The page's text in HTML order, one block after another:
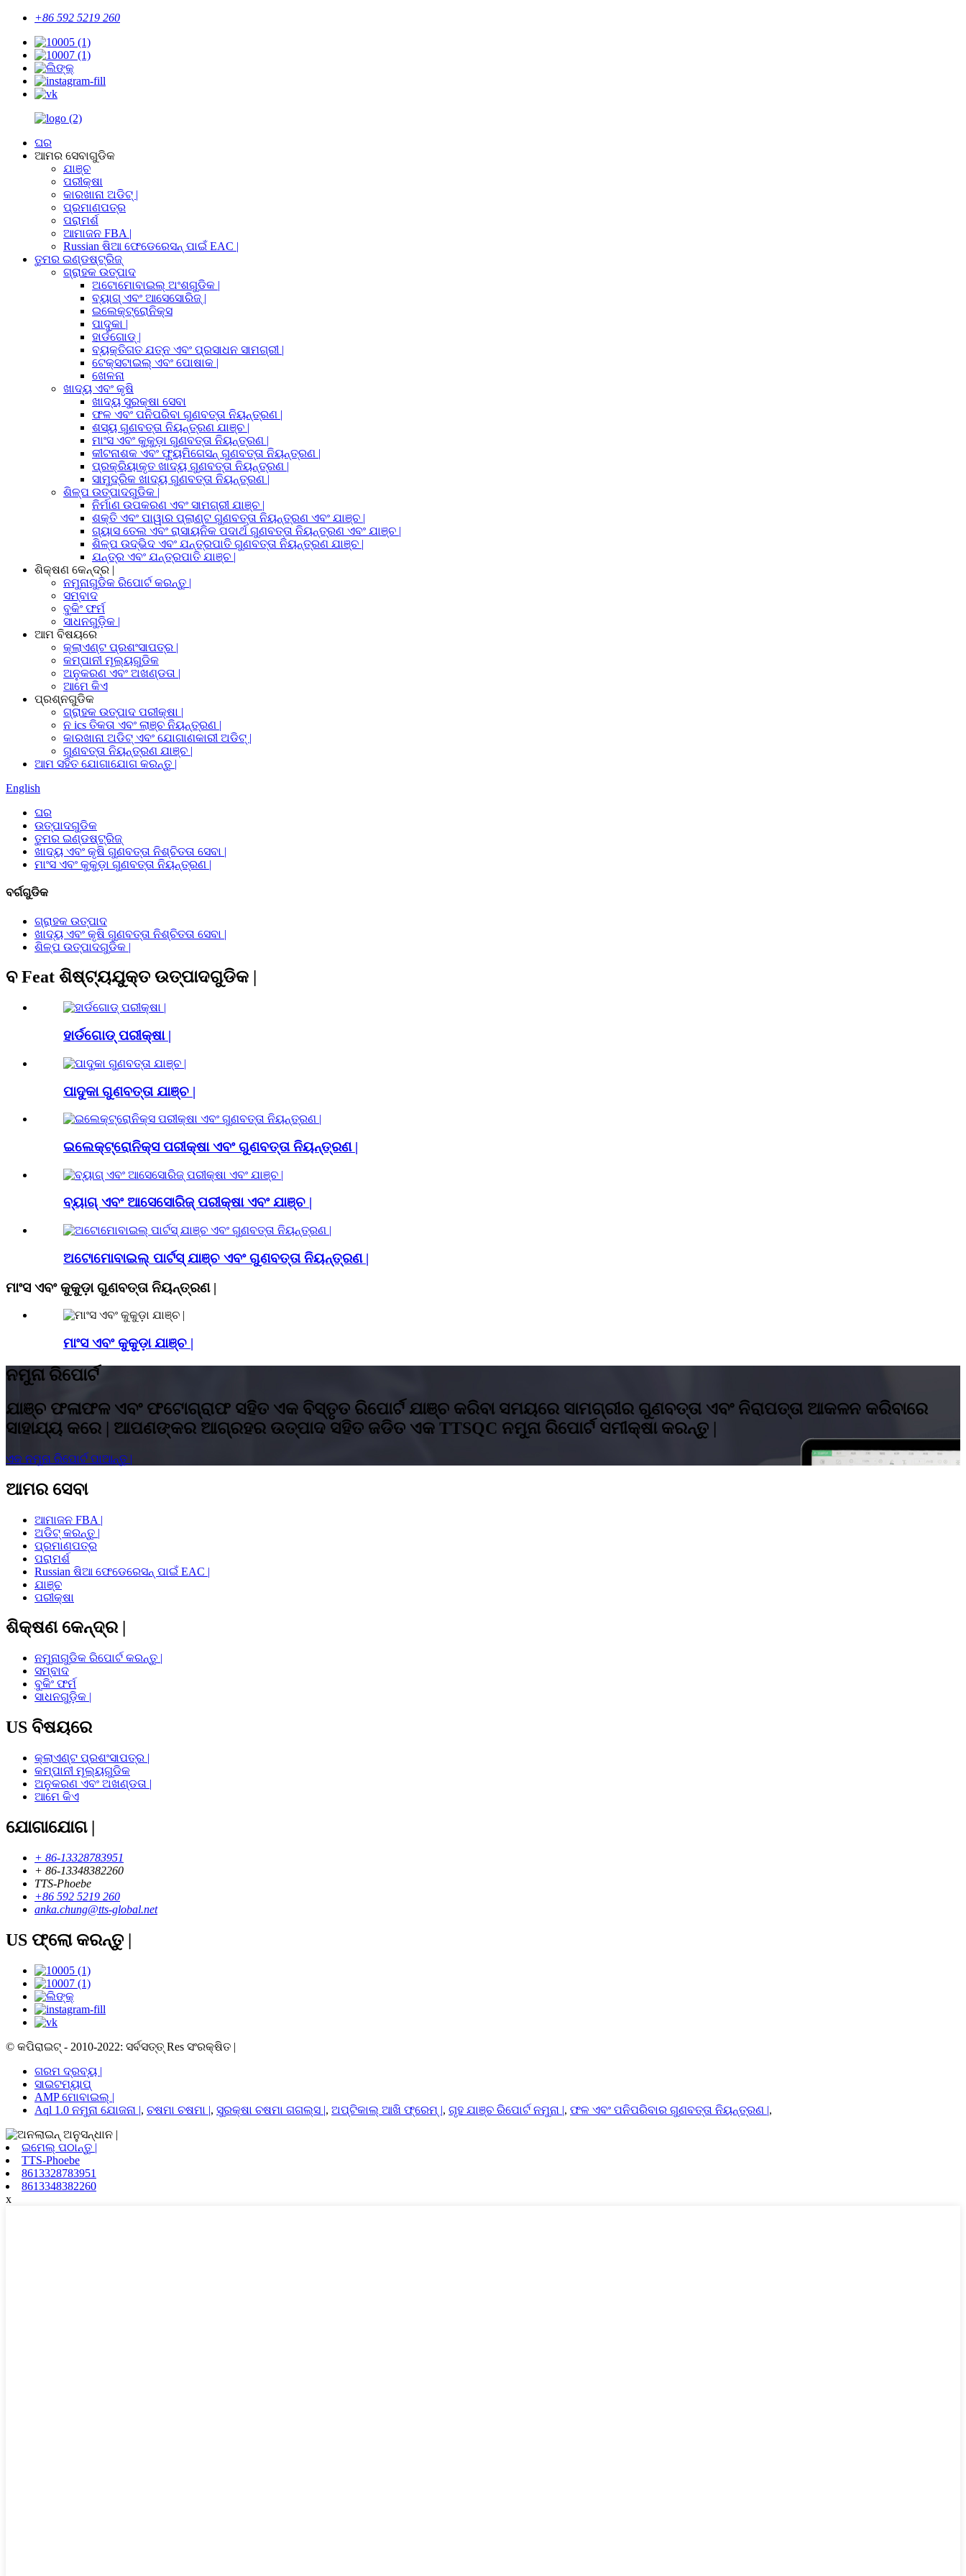
+86 592 5219 260
ଘର
ଆମର ସେବାଗୁଡିକ
ଯାଞ୍ଚ
ପରୀକ୍ଷା
କାରଖାନା ଅଡିଟ୍ |
ପ୍ରମାଣପତ୍ର
ପରାମର୍ଶ
ଆମାଜନ FBA |
Russian ଷିଆ ଫେଡେରେସନ୍ ପାଇଁ EAC |
ତୁମର ଇଣ୍ଡଷ୍ଟ୍ରିଜ୍
ଗ୍ରାହକ ଉତ୍ପାଦ
ଅଟୋମୋବାଇଲ୍ ଅଂଶଗୁଡିକ |
ବ୍ୟାଗ୍ ଏବଂ ଆସେସୋରିଜ୍ |
ଇଲେକ୍ଟ୍ରୋନିକ୍ସ
ପାଦୁକା |
ହାର୍ଡଗୋଡ୍ |
ବ୍ୟକ୍ତିଗତ ଯତ୍ନ ଏବଂ ପ୍ରସାଧନ ସାମଗ୍ରୀ |
ଟେକ୍ସଟାଇଲ୍ ଏବଂ ପୋଷାକ |
ଖେଳନା
ଖାଦ୍ୟ ଏବଂ କୃଷି
ଖାଦ୍ୟ ସୁରକ୍ଷା ସେବା
ଫଳ ଏବଂ ପନିପରିବା ଗୁଣବତ୍ତା ନିୟନ୍ତ୍ରଣ |
ଶସ୍ୟ ଗୁଣବତ୍ତା ନିୟନ୍ତ୍ରଣ ଯାଞ୍ଚ |
ମାଂସ ଏବଂ କୁକୁଡ଼ା ଗୁଣବତ୍ତା ନିୟନ୍ତ୍ରଣ |
କୀଟନାଶକ ଏବଂ ଫ୍ୟୁମିଗେସନ୍ ଗୁଣବତ୍ତା ନିୟନ୍ତ୍ରଣ |
ପ୍ରକ୍ରିୟାକୃତ ଖାଦ୍ୟ ଗୁଣବତ୍ତା ନିୟନ୍ତ୍ରଣ |
ସାମୁଦ୍ରିକ ଖାଦ୍ୟ ଗୁଣବତ୍ତା ନିୟନ୍ତ୍ରଣ |
ଶିଳ୍ପ ଉତ୍ପାଦଗୁଡିକ |
ନିର୍ମାଣ ଉପକରଣ ଏବଂ ସାମଗ୍ରୀ ଯାଞ୍ଚ |
ଶକ୍ତି ଏବଂ ପାୱାର ପ୍ଲାଣ୍ଟ ଗୁଣବତ୍ତା ନିୟନ୍ତ୍ରଣ ଏବଂ ଯାଞ୍ଚ |
ଗ୍ୟାସ ତେଲ ଏବଂ ରାସାୟନିକ ପଦାର୍ଥ ଗୁଣବତ୍ତା ନିୟନ୍ତ୍ରଣ ଏବଂ ଯାଞ୍ଚ |
ଶିଳ୍ପ ଉଦ୍ଭିଦ ଏବଂ ଯନ୍ତ୍ରପାତି ଗୁଣବତ୍ତା ନିୟନ୍ତ୍ରଣ ଯାଞ୍ଚ |
ଯନ୍ତ୍ର ଏବଂ ଯନ୍ତ୍ରପାତି ଯାଞ୍ଚ |
ଶିକ୍ଷଣ କେନ୍ଦ୍ର |
ନମୁନାଗୁଡିକ ରିପୋର୍ଟ କରନ୍ତୁ |
ସମ୍ବାଦ
ବୁକିଂ ଫର୍ମ
ସାଧନଗୁଡ଼ିକ |
ଆମ ବିଷୟରେ
କ୍ଲାଏଣ୍ଟ ପ୍ରଶଂସାପତ୍ର |
କମ୍ପାନୀ ମୂଲ୍ୟଗୁଡିକ
ଅନୁକରଣ ଏବଂ ଅଖଣ୍ଡତା |
ଆମେ କିଏ
ପ୍ରଶ୍ନଗୁଡିକ
ଗ୍ରାହକ ଉତ୍ପାଦ ପରୀକ୍ଷା |
ନ ics ତିକତା ଏବଂ ଲାଞ୍ଚ ନିୟନ୍ତ୍ରଣ |
କାରଖାନା ଅଡିଟ୍ ଏବଂ ଯୋଗାଣକାରୀ ଅଡିଟ୍ |
ଗୁଣବତ୍ତା ନିୟନ୍ତ୍ରଣ ଯାଞ୍ଚ |
ଆମ ସହିତ ଯୋଗାଯୋଗ କରନ୍ତୁ |
English
ଘର
ଉତ୍ପାଦଗୁଡିକ
ତୁମର ଇଣ୍ଡଷ୍ଟ୍ରିଜ୍
ଖାଦ୍ୟ ଏବଂ କୃଷି ଗୁଣବତ୍ତା ନିଶ୍ଚିତତା ସେବା |
ମାଂସ ଏବଂ କୁକୁଡ଼ା ଗୁଣବତ୍ତା ନିୟନ୍ତ୍ରଣ |
ବର୍ଗଗୁଡିକ
ଗ୍ରାହକ ଉତ୍ପାଦ
ଖାଦ୍ୟ ଏବଂ କୃଷି ଗୁଣବତ୍ତା ନିଶ୍ଚିତତା ସେବା |
ଶିଳ୍ପ ଉତ୍ପାଦଗୁଡିକ |
ବ Feat ଶିଷ୍ଟ୍ୟଯୁକ୍ତ ଉତ୍ପାଦଗୁଡିକ |
ହାର୍ଡଗୋଡ୍ ପରୀକ୍ଷା |
ପାଦୁକା ଗୁଣବତ୍ତା ଯାଞ୍ଚ |
ଇଲେକ୍ଟ୍ରୋନିକ୍ସ ପରୀକ୍ଷା ଏବଂ ଗୁଣବତ୍ତା ନିୟନ୍ତ୍ରଣ |
ବ୍ୟାଗ୍ ଏବଂ ଆସେସୋରିଜ୍ ପରୀକ୍ଷା ଏବଂ ଯାଞ୍ଚ |
ଅଟୋମୋବାଇଲ୍ ପାର୍ଟସ୍ ଯାଞ୍ଚ ଏବଂ ଗୁଣବତ୍ତା ନିୟନ୍ତ୍ରଣ |
ମାଂସ ଏବଂ କୁକୁଡ଼ା ଗୁଣବତ୍ତା ନିୟନ୍ତ୍ରଣ |
ମାଂସ ଏବଂ କୁକୁଡ଼ା ଯାଞ୍ଚ |
ନମୁନା ରିପୋର୍ଟ
ଯାଞ୍ଚ ଫଳାଫଳ ଏବଂ ଫଟୋଗ୍ରାଫ ସହିତ ଏକ ବିସ୍ତୃତ ରିପୋର୍ଟ ଯାଞ୍ଚ କରିବା ସମୟରେ ସାମଗ୍ରୀର ଗୁଣବତ୍ତା ଏବଂ ନିରାପତ୍ତା ଆକଳନ କରିବାରେ
ସାହାଯ୍ୟ କରେ | ଆପଣଙ୍କର ଆଗ୍ରହର ଉତ୍ପାଦ ସହିତ ଜଡିତ ଏକ TTSQC ନମୁନା ରିପୋର୍ଟ ସମୀକ୍ଷା କରନ୍ତୁ |
ଏକ ନମୁନା ରିପୋର୍ଟ ପାଆନ୍ତୁ |
ଆମର ସେବା
ଆମାଜନ FBA |
ଅଡିଟ୍ କରନ୍ତୁ |
ପ୍ରମାଣପତ୍ର
ପରାମର୍ଶ
Russian ଷିଆ ଫେଡେରେସନ୍ ପାଇଁ EAC |
ଯାଞ୍ଚ
ପରୀକ୍ଷା
ଶିକ୍ଷଣ କେନ୍ଦ୍ର |
ନମୁନାଗୁଡିକ ରିପୋର୍ଟ କରନ୍ତୁ |
ସମ୍ବାଦ
ବୁକିଂ ଫର୍ମ
ସାଧନଗୁଡ଼ିକ |
US ବିଷୟରେ
କ୍ଲାଏଣ୍ଟ ପ୍ରଶଂସାପତ୍ର |
କମ୍ପାନୀ ମୂଲ୍ୟଗୁଡିକ
ଅନୁକରଣ ଏବଂ ଅଖଣ୍ଡତା |
ଆମେ କିଏ
ଯୋଗାଯୋଗ |
+ 86-13328783951
+ 86-13348382260
TTS-Phoebe
+86 592 5219 260
anka.chung@tts-global.net
US ଫ୍ଲୋ କରନ୍ତୁ |
© କପିରାଇଟ୍ - 2010-2022: ସର୍ବସତ୍ତ୍ Res ସଂରକ୍ଷିତ |
ଗରମ ଦ୍ରବ୍ୟ |
ସାଇଟମ୍ୟାପ୍
AMP ମୋବାଇଲ୍ |
Aql 1.0 ନମୁନା ଯୋଜନା |, ଚଷମା ଚଷମା |, ସୁରକ୍ଷା ଚଷମା ଗଗଲ୍ସ |, ଅପ୍ଟିକାଲ୍ ଆଖି ଫ୍ରେମ୍ |, ଗୃହ ଯାଞ୍ଚ ରିପୋର୍ଟ ନମୁନା |, ଫଳ ଏବଂ ପନିପରିବାର ଗୁଣବତ୍ତା ନିୟନ୍ତ୍ରଣ |,
ଇମେଲ୍ ପଠାନ୍ତୁ |
TTS-Phoebe
8613328783951
8613348382260
x